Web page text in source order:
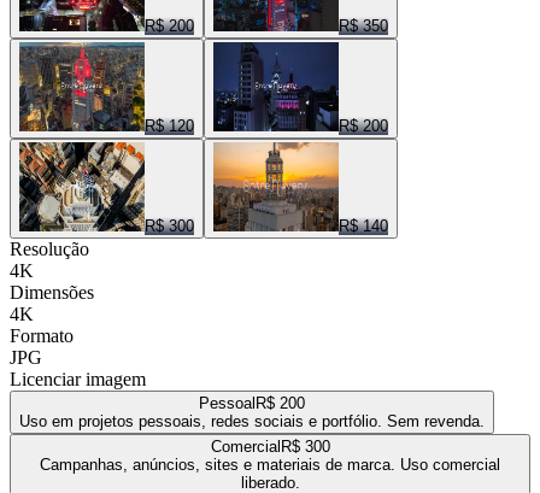
R$ 200 R$ 350
R$ 120 R$ 200
R$ 300 R$ 140
Resolução
4K
Dimensões
4K
Formato
JPG
Licenciar imagem
Pessoal R$ 200
Uso em projetos pessoais, redes sociais e portfólio. Sem revenda.
Comercial R$ 300
Campanhas, anúncios, sites e materiais de marca. Uso comercial
liberado.